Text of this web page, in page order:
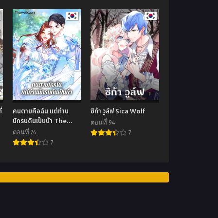
คนตายคือฉัน แต่ท่าน
นักรบดันเป็นบ้า The
Hero Went Crazy
Even Though I’m the
ตอนที่ 74
7
ซิก้า วูล์ฟ Sica Wolf
ตอนที่ 94
7